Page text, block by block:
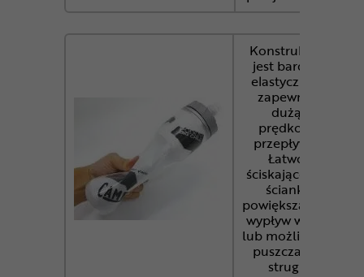
Konstrukcja
jest bardzo
elastyczna i
zapewnia
dużą
prędkość
przepływu.
Łatwo
ściskające się
ścianki
powiększające
wypływ wody
lub możliwość
puszczania
strugi.